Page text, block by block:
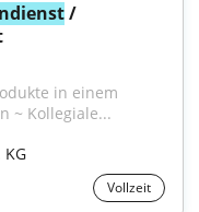
/
in einem
~ Kollegiale...
Vollzeit